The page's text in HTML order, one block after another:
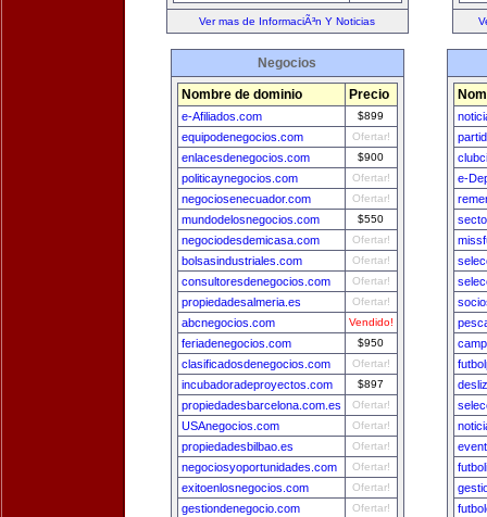
Ver mas de InformaciÃ³n Y Noticias
Negocios
Nombre de dominio Precio
e-Afiliados.com $899
equipodenegocios.com Ofertar!
enlacesdenegocios.com $900
politicaynegocios.com Ofertar!
negociosenecuador.com Ofertar!
mundodelosnegocios.com $550
negociodesdemicasa.com Ofertar!
bolsasindustriales.com Ofertar!
consultoresdenegocios.com Ofertar!
propiedadesalmeria.es Ofertar!
abcnegocios.com Vendido!
feriadenegocios.com $950
clasificadosdenegocios.com Ofertar!
incubadoradeproyectos.com $897
propiedadesbarcelona.com.es Ofertar!
USAnegocios.com Ofertar!
propiedadesbilbao.es Ofertar!
negociosyoportunidades.com Ofertar!
exitoenlosnegocios.com Ofertar!
gestiondenegocio.com Ofertar!
e-